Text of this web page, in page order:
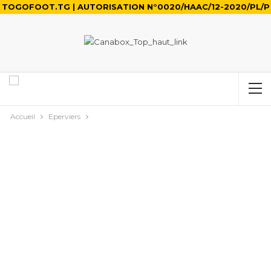
TOGOFOOT.TG | AUTORISATION N°0020/HAAC/12-2020/PL/P
Accueil Eperviers